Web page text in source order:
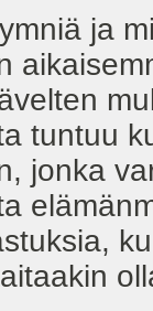
ja
tuntuu
jonka